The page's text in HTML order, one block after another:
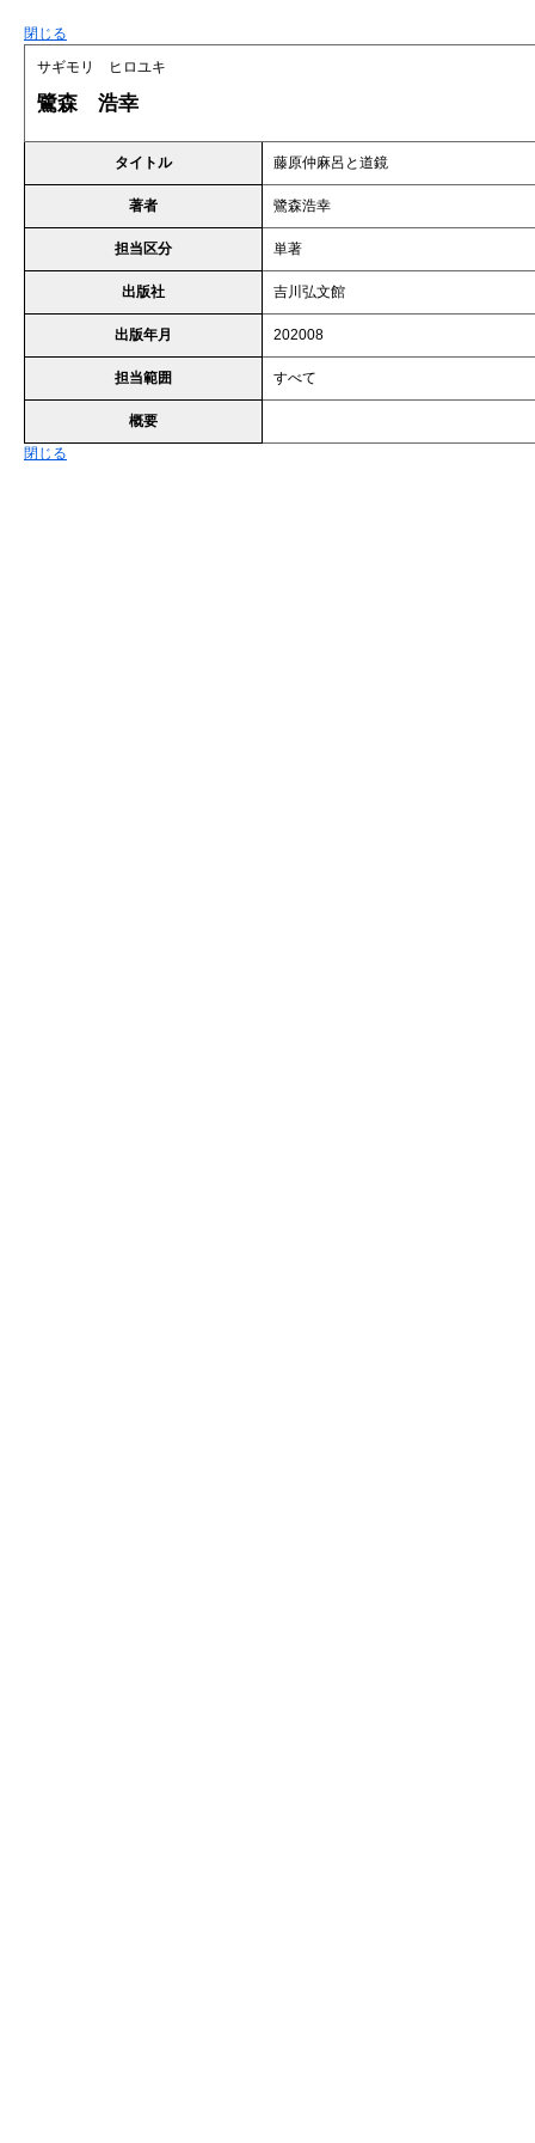
閉じる
サギモリ ヒロユキ
鷺森 浩幸
タイトル 藤原仲麻呂と道鏡
著者 鷺森浩幸
担当区分 単著
出版社 吉川弘文館
出版年月 202008
担当範囲 すべて
概要
閉じる